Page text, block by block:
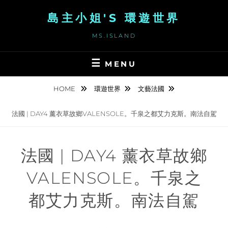
島主小姐'S 環遊世界
MS.ISLAND
MENU
HOME 環遊世界 文藝法國
法國 | DAY4 薰衣草故鄉VALENSOLE。千泉之都艾力克斯。南法自駕
法國 | DAY4 薰衣草故鄉
VALENSOLE。千泉之
都艾力克斯。南法自駕